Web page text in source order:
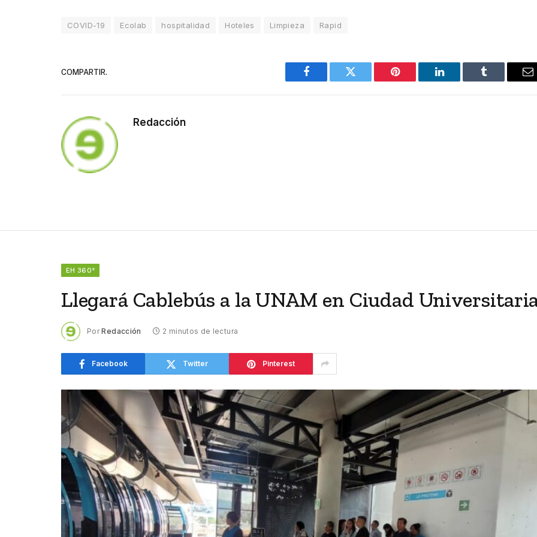
COVID-19 Ecolab hospitalidad Hoteles Limpieza Rapid
COMPARTIR.
Facebook Twitter Pinterest LinkedIn Tumblr
Redacción
EH 360°
Llegará Cablebús a la UNAM en Ciudad
Por Redacción 2 minutos de lectura
Facebook Twitter Pinterest